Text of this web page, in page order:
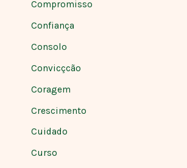
Compromisso
Confiança
Consolo
Convicçcão
Coragem
Crescimento
Cuidado
Curso